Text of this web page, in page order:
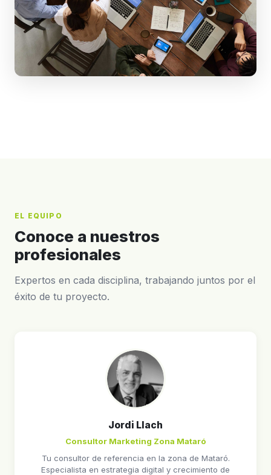
EL EQUIPO
Conoce a nuestros
profesionales
Expertos en cada disciplina, trabajando juntos por el
éxito de tu proyecto.
Jordi Llach
Consultor Marketing Zona Mataró
Tu consultor de referencia en la zona de Mataró.
Especialista en estrategia digital y crecimiento de